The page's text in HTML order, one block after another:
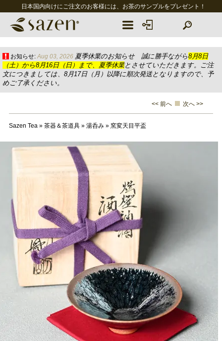
日本国内向けにご注文のお客様には、お茶のサンプルをプレゼント！
お知らせ: Aug 03, 2026 夏季休業のお知らせ 誠に勝手ながら8月8日
（土）から8月16日（日）まで、夏季休業とさせていただきます。ご注
文につきましては、8月17日（月）以降に順次発送となりますので、予
めご了承ください。
<< 前へ 次へ >>
Sazen Tea» 茶器＆茶道具» 湯呑み» 窯変天目平盃